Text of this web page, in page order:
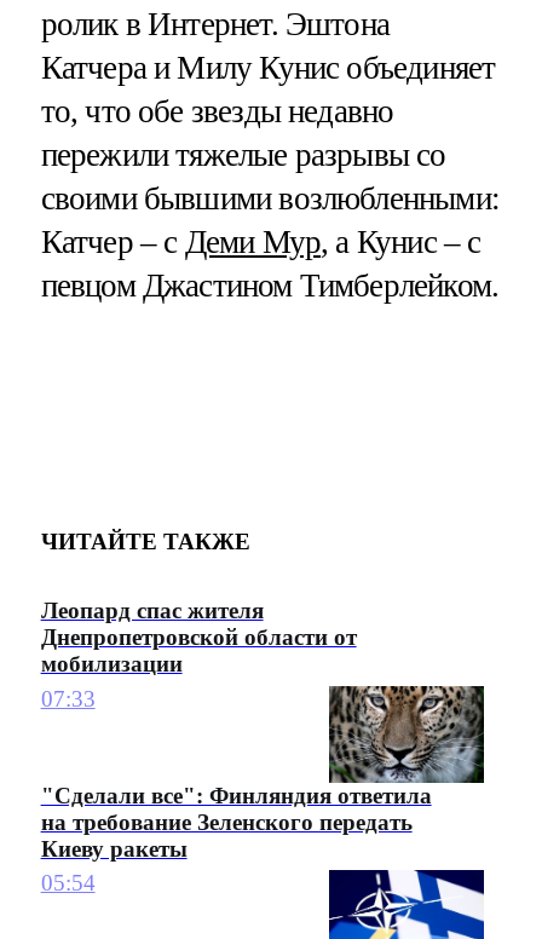
ролик в Интернет. Эштона
Катчера и Милу Кунис объединяет
то, что обе звезды недавно
пережили тяжелые разрывы со
своими бывшими возлюбленными:
Катчер – с Деми Мур, а Кунис – с
певцом Джастином Тимберлейком.
ЧИТАЙТЕ ТАКЖЕ
Леопард спас жителя
Днепропетровской области от
мобилизации
07:33
"Сделали все": Финляндия ответила
на требование Зеленского передать
Киеву ракеты
05:54